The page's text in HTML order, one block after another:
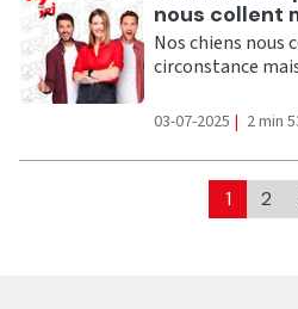
nous collent
Nos chiens
circonstance
03-07-2025 | 2 min
1 2